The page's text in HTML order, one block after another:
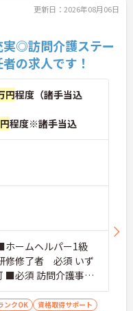
100%と、育
き、法令よ
ます
」の3つの
ステージに
体制と資格
験対策講
す。多職
、ケアマネ
も実現でき
きる環境
護企業
スされ、
す
ア専門士
支援講座
の実績があ
立している
族手当・住
く下回って
更新日：2026年08月06日
実◎訪問介護ステー
の求人です！
円程度（諸手当込
程度※諸手当込
ームヘルパー1級
修修了者 必須 いず
供責任者の実務経
ンクOK
資格取得サポート